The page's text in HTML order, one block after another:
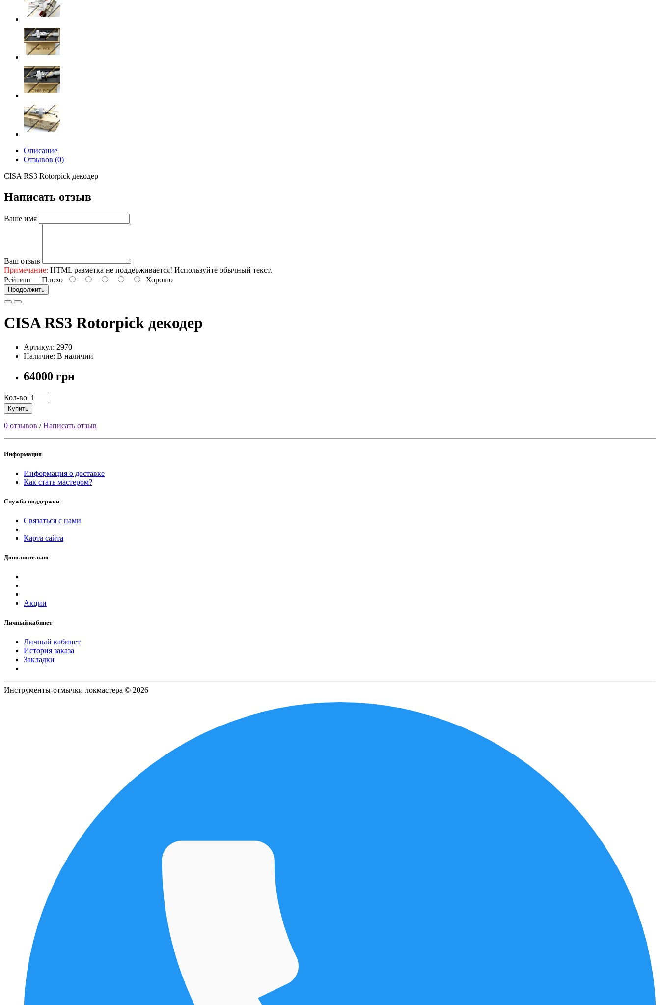
Описание
Отзывов (0)
CISA RS3 Rotorpick декодер
Написать отзыв
Ваше имя
Ваш отзыв
Примечание: HTML разметка не поддерживается! Используйте обычный текст.
Рейтинг Плохо Хорошо
Продолжить
CISA RS3 Rotorpick декодер
Артикул: 2970
Наличие: В наличии
64000 грн
Кол-во
Купить
0 отзывов /Написать отзыв
Информация
Информация о доставке
Как стать мастером?
Служба поддержки
Связаться с нами
Карта сайта
Дополнительно
Акции
Личный кабинет
Личный кабинет
История заказа
Закладки
Инструменты-отмычки локмастера © 2026